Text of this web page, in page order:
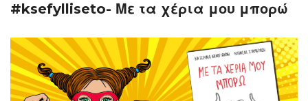
#ksefylliseto- Με τα χέρια μου μπορώ